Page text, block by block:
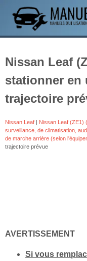
Nissan Leaf
stationner en
trajectoire
Nissan Leaf | Nissan Leaf (ZE1)
surveillance, de climatisation,
de marche arrière (selon
trajectoire prévue
AVERTISSEMENT
Si vous